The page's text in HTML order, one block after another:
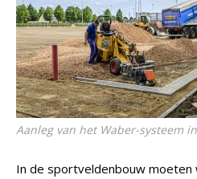
Aanleg van het Waber-systeem
In de sportveldenbouw moeten